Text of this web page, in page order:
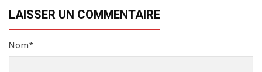
LAISSER UN COMMENTAIRE
Nom*